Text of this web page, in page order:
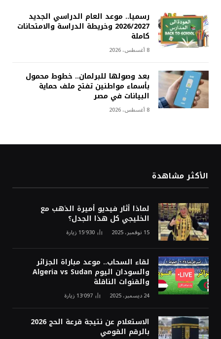
رسميا.. موعد العام الدراسي الجديد
2026/2027 وخريطة الدراسة والامتحانات
كاملة
8 أغسطس، 2026
بعد وصولها للبرلمان.. خطوط محمول
بأسماء مواطنين تفتح ملف حماية
البيانات في مصر
8 أغسطس، 2026
الأكثر مشاهدة
لماذا أثار فيديو أميرة الذهب مع
الخليجي كل هذا الجدل؟
15 نوفمبر، 2025 15٬930 زيارة
لقاء السحاب.. موعد مباراة الجزائر
والسودان اليوم Algeria vs Sudan
والقنوات الناقلة
24 ديسمبر، 2025 13٬097 زيارة
الاستعلام عن نتيجة قرعة الحج 2026
بالرقم القومي